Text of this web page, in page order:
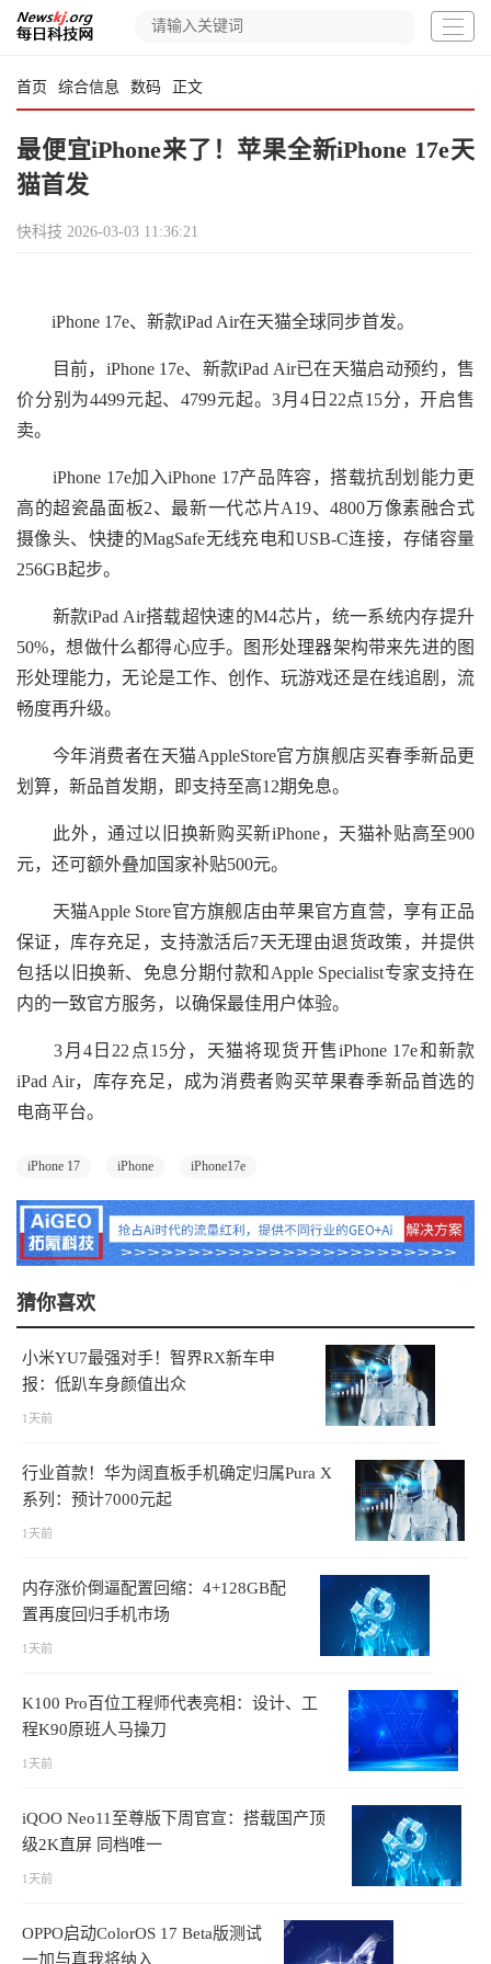
首页 综合信息 数码 正文
最便宜iPhone来了！苹果全新iPhone 17e天
猫首发
快科技 2026-03-03 11:36:21
iPhone 17e、新款iPad Air在天猫全球同步首发。
目前，iPhone 17e、新款iPad Air已在天猫启动预约，售
价分别为4499元起、4799元起。3月4日22点15分，开启售
卖。
iPhone 17e加入iPhone 17产品阵容，搭载抗刮划能力更
高的超瓷晶面板2、最新一代芯片A19、4800万像素融合式
摄像头、快捷的MagSafe无线充电和USB‑C连接，存储容量
256GB起步。
新款iPad Air搭载超快速的M4芯片，统一系统内存提升
50%，想做什么都得心应手。图形处理器架构带来先进的图
形处理能力，无论是工作、创作、玩游戏还是在线追剧，流
畅度再升级。
今年消费者在天猫AppleStore官方旗舰店买春季新品更
划算，新品首发期，即支持至高12期免息。
此外，通过以旧换新购买新iPhone，天猫补贴高至900
元，还可额外叠加国家补贴500元。
天猫Apple Store官方旗舰店由苹果官方直营，享有正品
保证，库存充足，支持激活后7天无理由退货政策，并提供
包括以旧换新、免息分期付款和Apple Specialist专家支持在
内的一致官方服务，以确保最佳用户体验。
3月4日22点15分，天猫将现货开售iPhone 17e和新款
iPad Air，库存充足，成为消费者购买苹果春季新品首选的
电商平台。
iPhone 17 iPhone iPhone17e
猜你喜欢
小米YU7最强对手！智界RX新车申
报：低趴车身颜值出众
1天前
行业首款！华为阔直板手机确定归属Pura X
系列：预计7000元起
1天前
内存涨价倒逼配置回缩：4+128GB配
置再度回归手机市场
1天前
K100 Pro百位工程师代表亮相：设计、工
程K90原班人马操刀
1天前
iQOO Neo11至尊版下周官宣：搭载国产顶
级2K直屏 同档唯一
1天前
OPPO启动ColorOS 17 Beta版测试
一加与真我将纳入